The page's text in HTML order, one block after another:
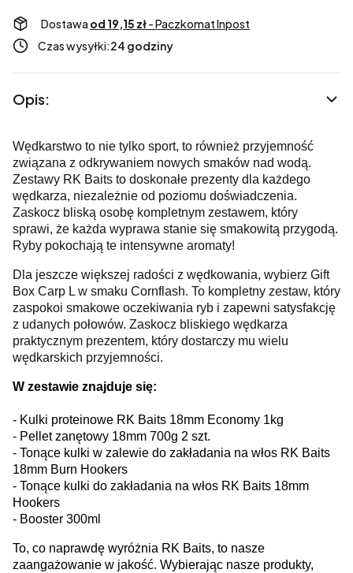
Dostawa od 19,15 zł- Paczkomat Inpost
Czas wysyłki:24 godziny
Opis:
Wędkarstwo to nie tylko sport, to również przyjemność
związana z odkrywaniem nowych smaków nad wodą.
Zestawy RK Baits to doskonałe prezenty dla każdego
wędkarza, niezależnie od poziomu doświadczenia.
Zaskocz bliską osobę kompletnym zestawem, który
sprawi, że każda wyprawa stanie się smakowitą przygodą.
Ryby pokochają te intensywne aromaty!
Dla jeszcze większej radości z wędkowania, wybierz Gift
Box Carp L w smaku Cornflash. To kompletny zestaw, który
zaspokoi smakowe oczekiwania ryb i zapewni satysfakcję
z udanych połowów. Zaskocz bliskiego wędkarza
praktycznym prezentem, który dostarczy mu wielu
wędkarskich przyjemności.
W zestawie znajduje się:
- Kulki proteinowe RK Baits 18mm Economy 1kg
- Pellet zanętowy 18mm 700g 2 szt.
- Tonące kulki w zalewie do zakładania na włos RK Baits
18mm Burn Hookers
- Tonące kulki do zakładania na włos RK Baits 18mm
Hookers
- Booster 300ml
To, co naprawdę wyróżnia RK Baits, to nasze
zaangażowanie w jakość. Wybierając nasze produkty,